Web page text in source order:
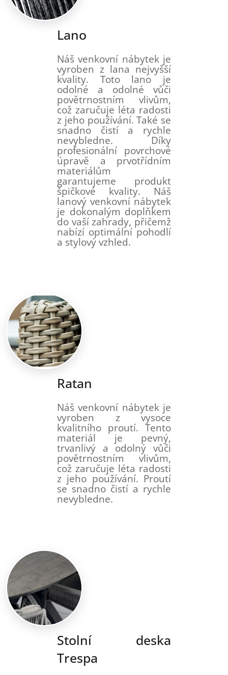
Lano
Náš venkovní nábytek je
vyroben z lana nejvyšší
kvality. Toto lano je
odolné a odolné vůči
povětrnostním vlivům,
což zaručuje léta radosti
z jeho používání. Také se
snadno čistí a rychle
nevybledne. Díky
profesionální povrchové
úpravě a prvotřídním
materiálům
garantujeme produkt
špičkové kvality. Náš
lanový venkovní nábytek
je dokonalým doplňkem
do vaší zahrady, přičemž
nabízí optimální pohodlí
a stylový vzhled.
Ratan
Náš venkovní nábytek je
vyroben z vysoce
kvalitního proutí. Tento
materiál je pevný,
trvanlivý a odolný vůči
povětrnostním vlivům,
což zaručuje léta radosti
z jeho používání. Proutí
se snadno čistí a rychle
nevybledne.
Stolní deska
Trespa